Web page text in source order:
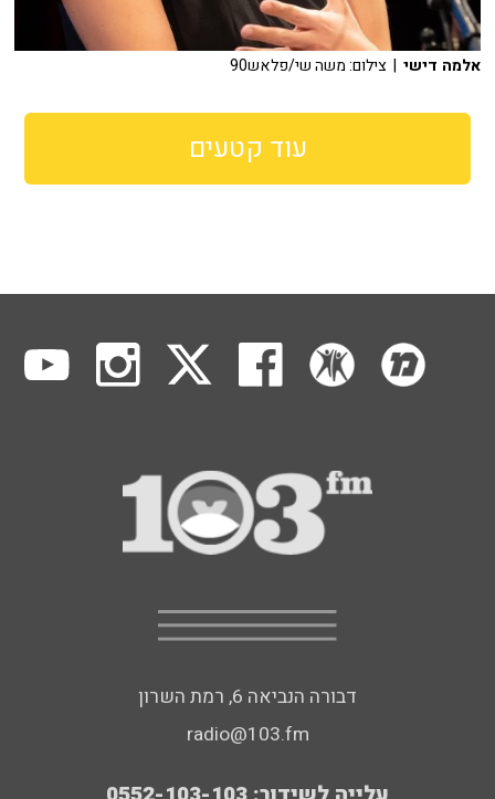
אלמה דישי | צילום: משה שי/פלאש90
עוד קטעים
דבורה הנביאה 6, רמת השרון
radio@103.fm